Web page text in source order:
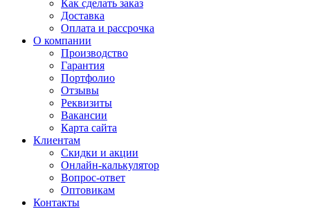
Как сделать заказ
Доставка
Оплата и рассрочка
О компании
Производство
Гарантия
Портфолио
Отзывы
Реквизиты
Вакансии
Карта сайта
Клиентам
Скидки и акции
Онлайн-калькулятор
Вопрос-ответ
Оптовикам
Контакты